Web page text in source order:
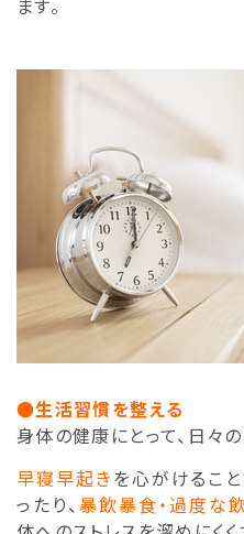
ます。
●生活習慣を整える
身体の健康にとって、日々
早寝早起き を心がけるこ
ったり、暴飲暴食・過度な